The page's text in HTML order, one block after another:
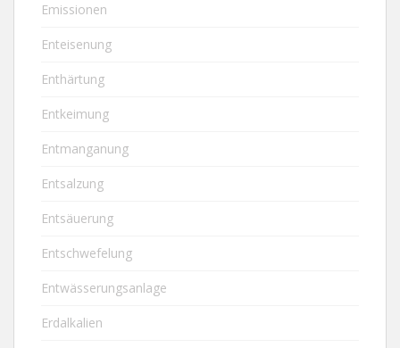
Emissionen
Enteisenung
Enthärtung
Entkeimung
Entmanganung
Entsalzung
Entsäuerung
Entschwefelung
Entwässerungsanlage
Erdalkalien